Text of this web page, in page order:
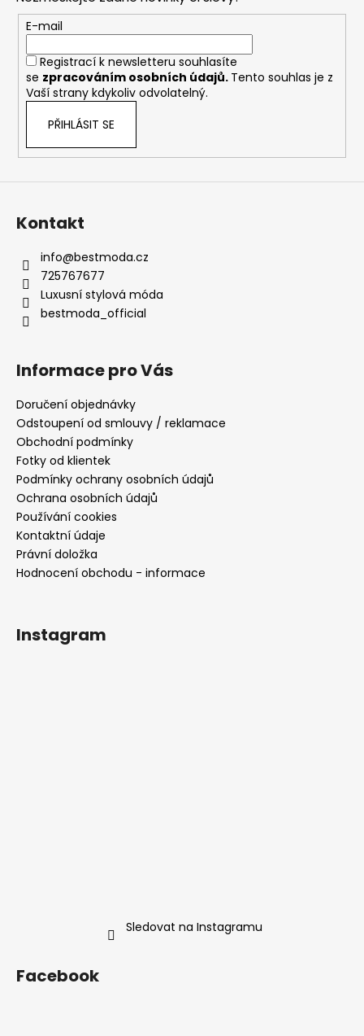
E-mail
Registrací k newsletteru souhlasíte
se zpracováním osobních údajů. Tento souhlas je z
Vaší strany kdykoliv odvolatelný.
PŘIHLÁSIT SE
Kontakt
info@bestmoda.cz
725767677
Luxusní stylová móda
bestmoda_official
Informace pro Vás
Doručení objednávky
Odstoupení od smlouvy / reklamace
Obchodní podmínky
Fotky od klientek
Podmínky ochrany osobních údajů
Ochrana osobních údajů
Používání cookies
Kontaktní údaje
Právní doložka
Hodnocení obchodu - informace
Instagram
Sledovat na Instagramu
Facebook